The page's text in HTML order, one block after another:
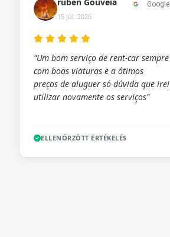
15 júl. 2026
Google
"Um bom serviço de rent-car sempre
com boas viaturas e a ótimos
preços de aluguer só dúvida que irei
utilizar novamente os serviços"
ELLENŐRZÖTT ÉRTÉKELÉS